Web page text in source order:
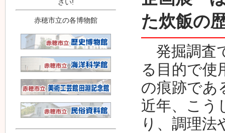
た炊飯の
発掘調査
る目的で使
の痕跡であ
近年、こう
り、調理法
さい!
赤穂市立の各博物館